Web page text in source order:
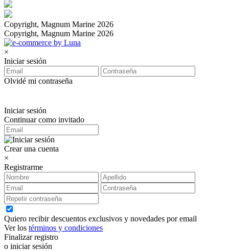
Copyright, Magnum Marine 2026
Copyright, Magnum Marine 2026
×
Iniciar sesión
Olvidé mi contraseña
Iniciar sesión
Continuar como invitado
Crear una cuenta
×
Registrarme
Quiero recibir descuentos exclusivos y novedades por email
Ver los términos y condiciones
Finalizar registro
o iniciar sesión